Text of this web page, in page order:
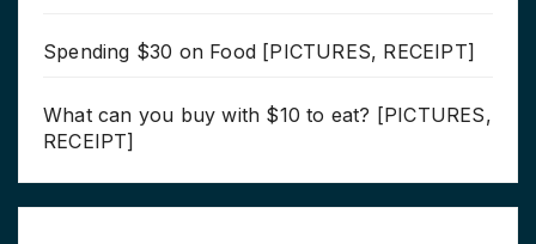
Spending $30 on Food [PICTURES, RECEIPT]
What can you buy with $10 to eat? [PICTURES,
RECEIPT]